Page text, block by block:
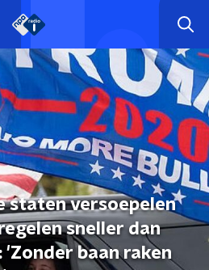
staten versoepelen
sneller dan
'Zonder baan raken